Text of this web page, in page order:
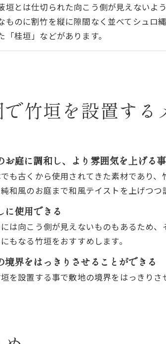
垣とは仕切られた向こう側が見えないよ
ものに割竹を縦に隙間なく並べてシュロ
「桂垣」などがあります。
竹垣を設置する
お庭に調和し、より雰囲気を上げる
も古くから使用されてきた素材であり
和風のお庭まで和風テイストを上げつつ
に使用できる
は向こう側が見えないものもあるため
もなる竹垣をおすすめします。
境界をはっきりさせることができる
を設置する事で敷地の境界をはっきり